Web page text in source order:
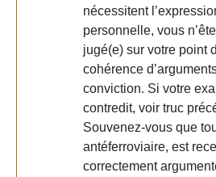
nécessitent
personnelle, vous
jugé(e) sur votre point
cohérence
conviction. Si votre
contredit, voir truc
Souvenez-vous que
antéferroviaire, est
correctement